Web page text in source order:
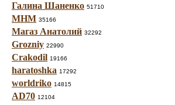
Галина Шаненко 51710
МНМ 35166
Магаз Анатолий 32292
Grozniy 22990
Crakodil 19166
haratoshka 17292
worldriko 14815
AD70 12104